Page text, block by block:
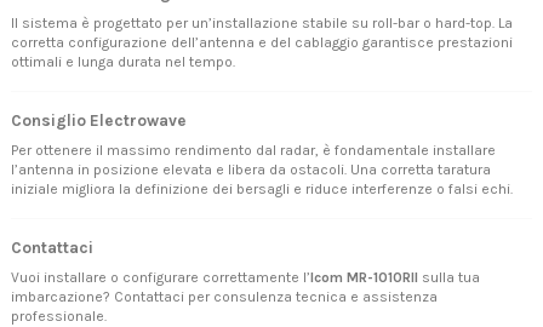
Il sistema è progettato per un’installazione stabile su roll-bar o hard-top. La
corretta configurazione dell’antenna e del cablaggio garantisce prestazioni
ottimali e lunga durata nel tempo.
Consiglio Electrowave
Per ottenere il massimo rendimento dal radar, è fondamentale installare
l’antenna in posizione elevata e libera da ostacoli. Una corretta taratura
iniziale migliora la definizione dei bersagli e riduce interferenze o falsi echi.
Contattaci
Vuoi installare o configurare correttamente l’Icom MR-1010RII sulla tua
imbarcazione? Contattaci per consulenza tecnica e assistenza
professionale.